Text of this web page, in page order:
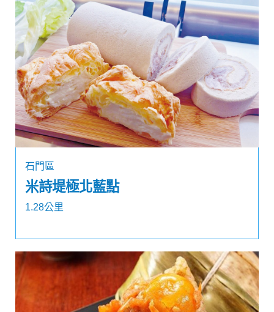
石門區
米詩堤極北藍點
1.28公里